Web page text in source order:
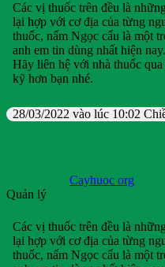
Các vị thuốc trên đều là
lại hợp với cơ địa của từng
thuốc, nấm Ngọc cẩu là một
anh em tin dùng nhất hiện nay.
Hãy liên hệ với nhà thuốc
kỹ hơn bạn nhé.
28/03/2022 vào lúc 10:02
Cayhuoc org
Quản lý
Các vị thuốc trên đều là
lại hợp với cơ địa của từng
thuốc, nấm Ngọc cẩu là một